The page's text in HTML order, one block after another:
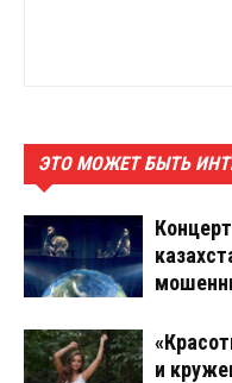
ЭТО МОЖЕТ БЫТЬ
и